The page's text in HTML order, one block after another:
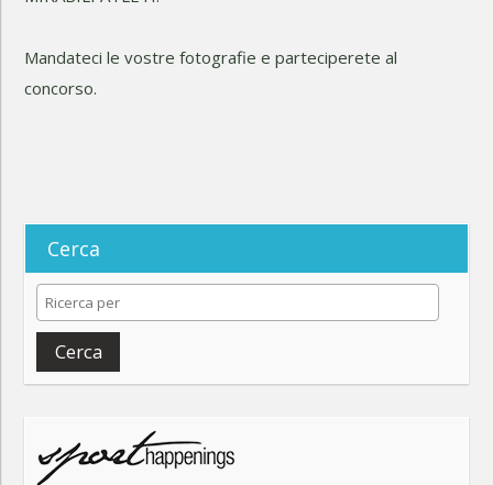
Mandateci le vostre fotografie e parteciperete al
concorso.
Cerca
Cerca